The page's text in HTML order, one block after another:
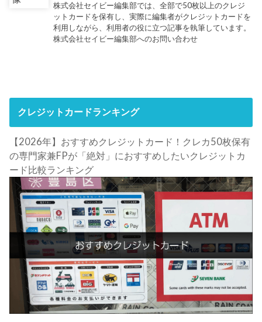
株式会社セイビー編集部では、全部で50枚以上のクレジ
ットカードを保有し、実際に編集者がクレジットカードを
利用しながら、利用者の役に立つ記事を執筆しています。
株式会社セイビー編集部へのお問い合わせ
クレジットカードランキング
【2026年】おすすめクレジットカード！クレカ50枚保有
の専門家兼FPが「絶対」におすすめしたいクレジットカ
ード比較ランキング